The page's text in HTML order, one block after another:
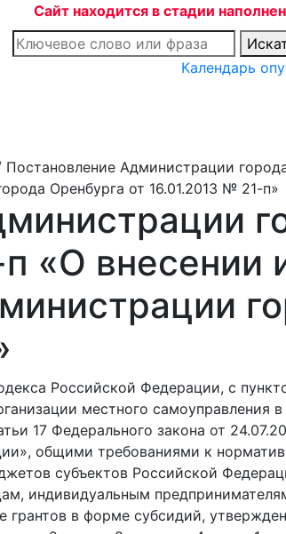
Сайт находится в стадии
Календарь
Постановление Администрации
Оренбурга от 16.01.2013 № 21-п»
«О внесении
Российской Федерации, с
местного самоуправления
17 Федерального закона от
общими требованиями к
субъектов Российской
индивидуальным
грантов в форме субсидий,